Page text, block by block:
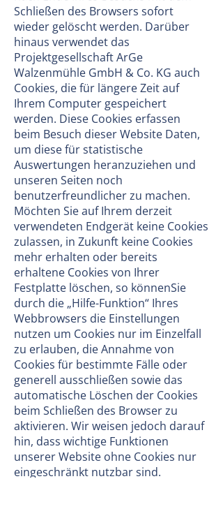
Schließen des Browsers sofort
wieder gelöscht werden. Darüber
hinaus verwendet das
Projektgesellschaft ArGe
Walzenmühle GmbH & Co. KG auch
Cookies, die für längere Zeit auf
Ihrem Computer gespeichert
werden. Diese Cookies erfassen
beim Besuch dieser Website Daten,
um diese für statistische
Auswertungen heranzuziehen und
unseren Seiten noch
benutzerfreundlicher zu machen.
Möchten Sie auf Ihrem derzeit
verwendeten Endgerät keine Cookies
zulassen, in Zukunft keine Cookies
mehr erhalten oder bereits
erhaltene Cookies von Ihrer
Festplatte löschen, so könnenSie
durch die „Hilfe-Funktion“ Ihres
Webbrowsers die Einstellungen
nutzen um Cookies nur im Einzelfall
zu erlauben, die Annahme von
Cookies für bestimmte Fälle oder
generell ausschließen sowie das
automatische Löschen der Cookies
beim Schließen des Browser zu
aktivieren. Wir weisen jedoch darauf
hin, dass wichtige Funktionen
unserer Website ohne Cookies nur
eingeschränkt nutzbar sind.